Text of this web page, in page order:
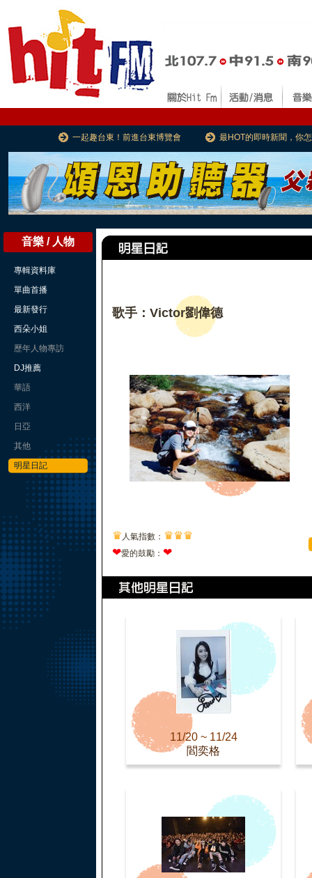
一起趣台東！前進台東博覽會 最HOT的即時新聞，你
音樂 / 人物
專輯資料庫
單曲首播
最新發行
西朵小姐
歷年人物專訪
DJ推薦
華語
西洋
日亞
其他
明星日記
歌手：Victor劉偉德
♛ 人氣指數： ♛♛♛
❤愛的鼓勵： ❤
11/20 ~ 11/24
閻奕格